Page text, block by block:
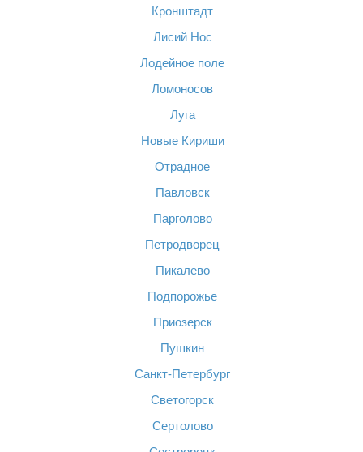
Кронштадт
Лисий Нос
Лодейное поле
Ломоносов
Луга
Новые Кириши
Отрадное
Павловск
Парголово
Петродворец
Пикалево
Подпорожье
Приозерск
Пушкин
Санкт-Петербург
Светогорск
Сертолово